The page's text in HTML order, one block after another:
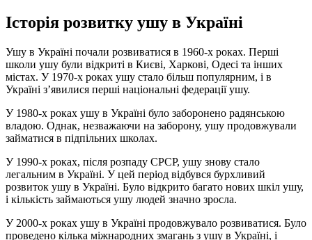
Історія розвитку ушу в Україні
Ушу в Україні почали розвиватися в 1960-х роках. Перші
школи ушу були відкриті в Києві, Харкові, Одесі та інших
містах. У 1970-х роках ушу стало більш популярним, і в
Україні з’явилися перші національні федерації ушу.
У 1980-х роках ушу в Україні було заборонено радянською
владою. Однак, незважаючи на заборону, ушу продовжували
займатися в підпільних школах.
У 1990-х роках, після розпаду СРСР, ушу знову стало
легальним в Україні. У цей період відбувся бурхливий
розвиток ушу в Україні. Було відкрито багато нових шкіл ушу,
і кількість займаються ушу людей значно зросла.
У 2000-х роках ушу в Україні продовжувало розвиватися. Було
проведено кілька міжнародних змагань з ушу в Україні, і